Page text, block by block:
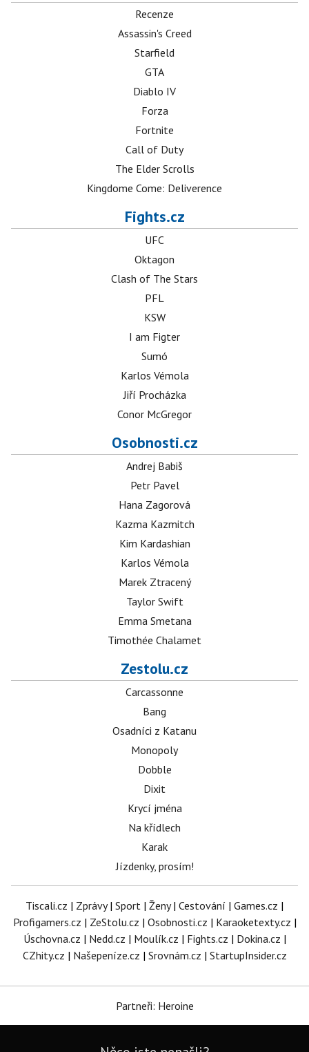
Recenze
Assassin's Creed
Starfield
GTA
Diablo IV
Forza
Fortnite
Call of Duty
The Elder Scrolls
Kingdome Come: Deliverence
Fights.cz
UFC
Oktagon
Clash of The Stars
PFL
KSW
I am Figter
Sumó
Karlos Vémola
Jiří Procházka
Conor McGregor
Osobnosti.cz
Andrej Babiš
Petr Pavel
Hana Zagorová
Kazma Kazmitch
Kim Kardashian
Karlos Vémola
Marek Ztracený
Taylor Swift
Emma Smetana
Timothée Chalamet
Zestolu.cz
Carcassonne
Bang
Osadníci z Katanu
Monopoly
Dobble
Dixit
Krycí jména
Na křídlech
Karak
Jízdenky, prosím!
Tiscali.cz | Zprávy| Sport | Ženy| Cestování | Games.cz |
Profigamers.cz | ZeStolu.cz | Osobnosti.cz | Karaoketexty.cz |
Úschovna.cz | Nedd.cz | Moulík.cz | Fights.cz | Dokina.cz |
CZhity.cz | Našepeníze.cz | Srovnám.cz | StartupInsider.cz
Partneři: Heroine